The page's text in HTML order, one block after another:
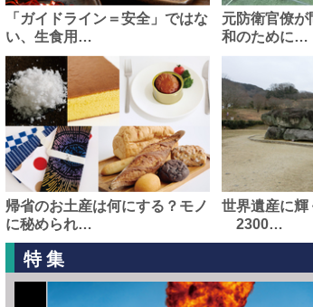
「ガイドライン＝安全」ではな
い、生食用…
元防衛官僚
和のために…
帰省のお土産は何にする？モノ
に秘められ…
世界遺産に輝
2300…
特集